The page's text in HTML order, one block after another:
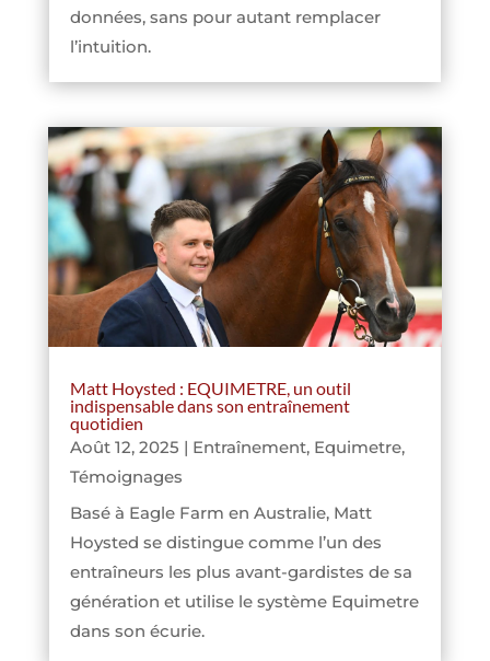
données, sans pour autant remplacer
l’intuition.
Matt Hoysted : EQUIMETRE, un outil
indispensable dans son entraînement
quotidien
Août 12, 2025 | Entraînement, Equimetre,
Témoignages
Basé à Eagle Farm en Australie, Matt
Hoysted se distingue comme l’un des
entraîneurs les plus avant-gardistes de sa
génération et utilise le système Equimetre
dans son écurie.